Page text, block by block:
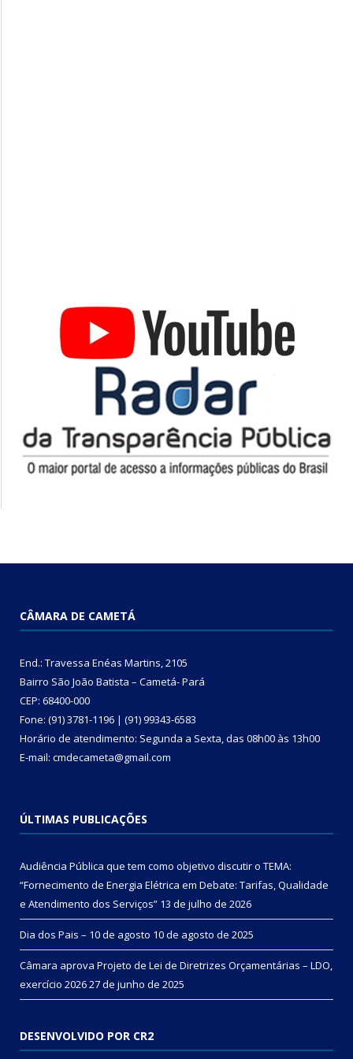
CÂMARA DE CAMETÁ
End.: Travessa Enéas Martins, 2105
Bairro São João Batista – Cametá- Pará
CEP: 68400-000
Fone: (91) 3781-1196 | (91) 99343-6583
Horário de atendimento: Segunda a Sexta, das 08h00 às 13h00
E-mail: cmdecameta@gmail.com
ÚLTIMAS PUBLICAÇÕES
Audiência Pública que tem como objetivo discutir o TEMA:
“Fornecimento de Energia Elétrica em Debate: Tarifas, Qualidade
e Atendimento dos Serviços” 13 de julho de 2026
Dia dos Pais – 10 de agosto 10 de agosto de 2025
Câmara aprova Projeto de Lei de Diretrizes Orçamentárias – LDO,
exercício 202627 de junho de 2025
DESENVOLVIDO POR CR2